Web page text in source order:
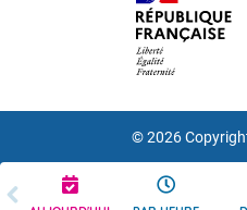
© 2026